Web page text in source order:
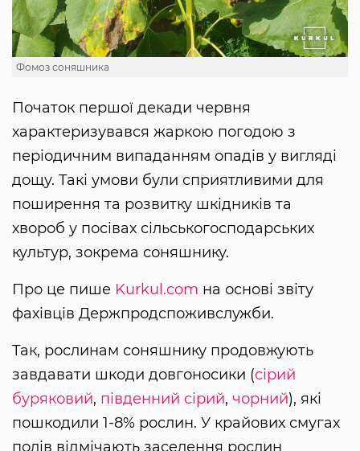
Фомоз соняшника
Початок першої декади червня
характеризувався жаркою погодою з
періодичним випаданням опадів у вигляді
дощу. Такі умови були сприятливими для
поширення та розвитку шкідників та
хвороб у посівах сільськогосподарських
культур, зокрема соняшнику.
Про це пише Kurkul.com на основі звіту
фахівців Держпродспоживслужби.
Так, рослинам соняшнику продовжують
завдавати шкоди довгоносики (сірий
буряковий, південний сірий, чорний), які
пошкодили 1-8% рослин. У крайових смугах
полів відмічають заселення рослин